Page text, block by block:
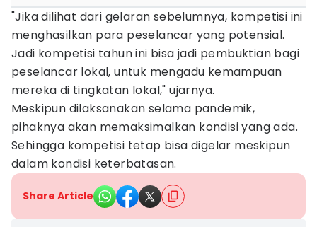
"Jika dilihat dari gelaran sebelumnya, kompetisi ini
menghasilkan para peselancar yang potensial.
Jadi kompetisi tahun ini bisa jadi pembuktian bagi
peselancar lokal, untuk mengadu kemampuan
mereka di tingkatan lokal," ujarnya.
Meskipun dilaksanakan selama pandemik,
pihaknya akan memaksimalkan kondisi yang ada.
Sehingga kompetisi tetap bisa digelar meskipun
dalam kondisi keterbatasan.
Share Article